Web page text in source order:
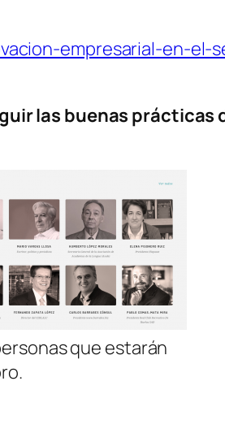
empresarial-en-
las buenas prácticas
que estarán